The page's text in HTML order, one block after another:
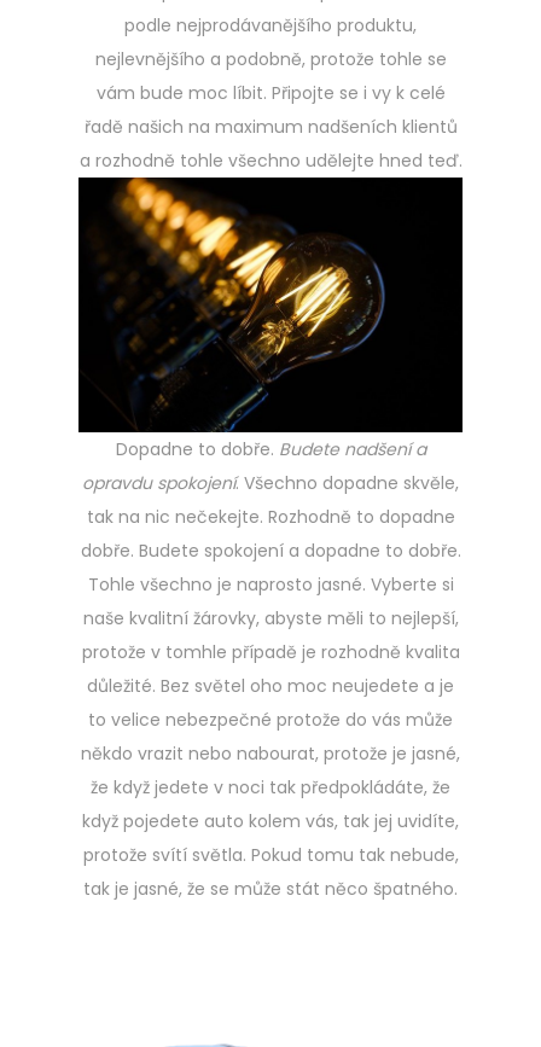
podle nejprodávanějšího produktu,
nejlevnějšího a podobně, protože tohle se
vám bude moc líbit. Připojte se i vy k celé
řadě našich na maximum nadšeních klientů
a rozhodně tohle všechno udělejte hned teď.
Dopadne to dobře. Budete nadšení a
opravdu spokojení. Všechno dopadne skvěle,
tak na nic nečekejte. Rozhodně to dopadne
dobře. Budete spokojení a dopadne to dobře.
Tohle všechno je naprosto jasné. Vyberte si
naše kvalitní žárovky, abyste měli to nejlepší,
protože v tomhle případě je rozhodně kvalita
důležité. Bez světel oho moc neujedete a je
to velice nebezpečné protože do vás může
někdo vrazit nebo nabourat, protože je jasné,
že když jedete v noci tak předpokládáte, že
když pojedete auto kolem vás, tak jej uvidíte,
protože svítí světla. Pokud tomu tak nebude,
tak je jasné, že se může stát něco špatného.